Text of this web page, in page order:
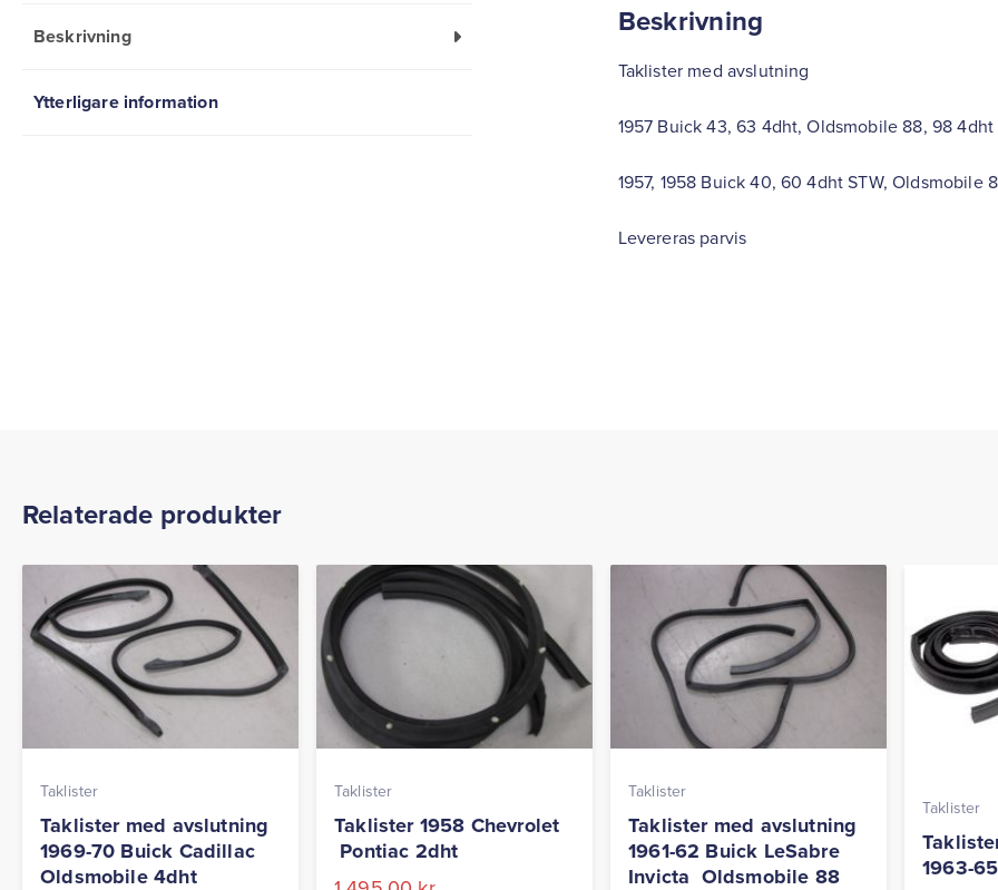
STW
Oldsmobile
88
mängd
Beskrivning
Ytterligare information
Beskrivning
Taklister med avslutning
1957 Buick 43, 63 4dht, Oldsmobile 88, 98 4dht
1957, 1958 Buick 40, 60 4dht STW, Oldsmobile
Levereras parvis
Relaterade produkter
Taklister
Taklister med avslutning
1969-70 Buick Cadillac
Oldsmobile 4dht
Taklister
Taklister 1958 Chevrolet
Pontiac 2dht
Taklister
Taklister med avslutning
1961-62 Buick LeSabre
Invicta Oldsmobile 88
Taklister
1963-